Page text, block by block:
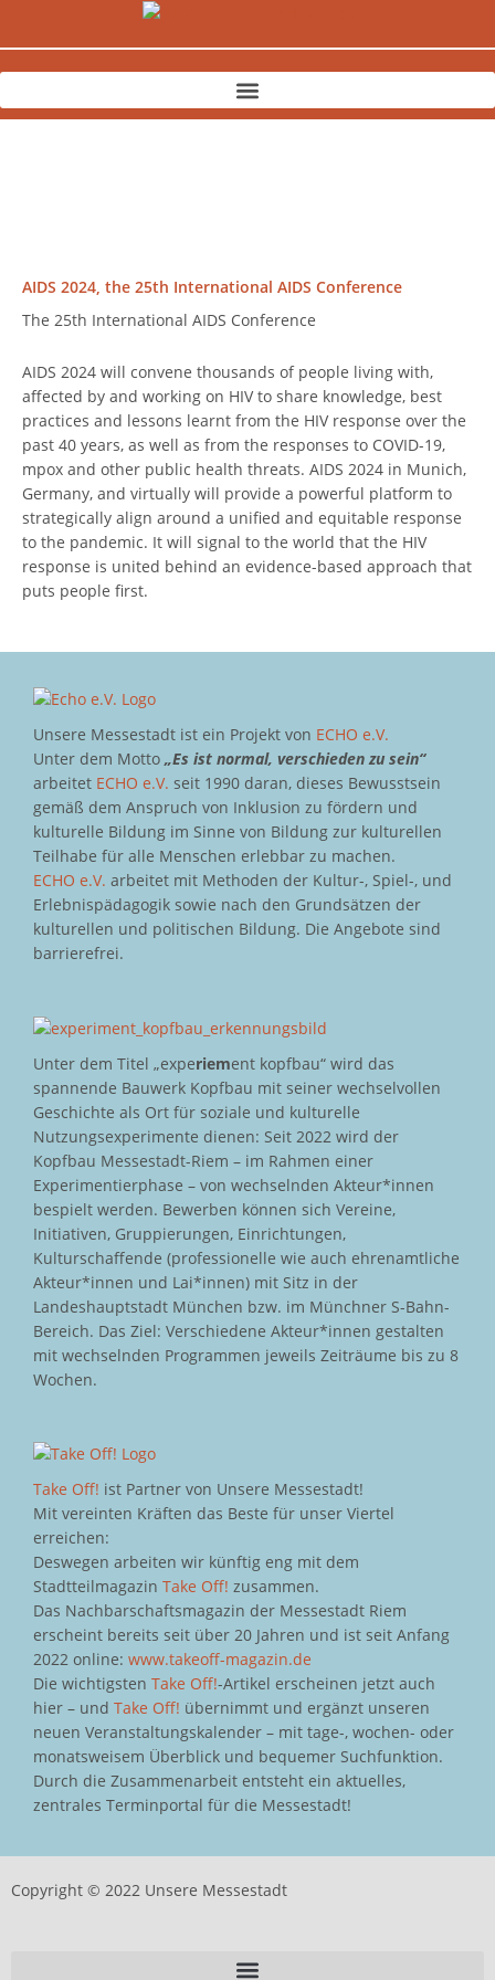
AIDS 2024, the 25th International AIDS Conference
The 25th International AIDS Conference
AIDS 2024 will convene thousands of people living with,
affected by and working on HIV to share knowledge, best
practices and lessons learnt from the HIV response over the
past 40 years, as well as from the responses to COVID-19,
mpox and other public health threats. AIDS 2024 in Munich,
Germany, and virtually will provide a powerful platform to
strategically align around a unified and equitable response
to the pandemic. It will signal to the world that the HIV
response is united behind an evidence-based approach that
puts people first.
Unsere Messestadt ist ein Projekt von ECHO e.V.
Unter dem Motto „Es ist normal, verschieden zu sein“
arbeitet ECHO e.V. seit 1990 daran, dieses Bewusstsein
gemäß dem Anspruch von Inklusion zu fördern und
kulturelle Bildung im Sinne von Bildung zur kulturellen
Teilhabe für alle Menschen erlebbar zu machen.
ECHO e.V. arbeitet mit Methoden der Kultur-, Spiel-, und
Erlebnispädagogik sowie nach den Grundsätzen der
kulturellen und politischen Bildung. Die Angebote sind
barrierefrei.
Unter dem Titel „experiement kopfbau“ wird das
spannende Bauwerk Kopfbau mit seiner wechselvollen
Geschichte als Ort für soziale und kulturelle
Nutzungsexperimente dienen: Seit 2022 wird der
Kopfbau Messestadt-Riem – im Rahmen einer
Experimentierphase – von wechselnden Akteur*innen
bespielt werden. Bewerben können sich Vereine,
Initiativen, Gruppierungen, Einrichtungen,
Kulturschaffende (professionelle wie auch ehrenamtliche
Akteur*innen und Lai*innen) mit Sitz in der
Landeshauptstadt München bzw. im Münchner S-Bahn-
Bereich. Das Ziel: Verschiedene Akteur*innen gestalten
mit wechselnden Programmen jeweils Zeiträume bis zu 8
Wochen.
Take Off! ist Partner von Unsere Messestadt!
Mit vereinten Kräften das Beste für unser Viertel
erreichen:
Deswegen arbeiten wir künftig eng mit dem
Stadtteilmagazin Take Off! zusammen.
Das Nachbarschaftsmagazin der Messestadt Riem
erscheint bereits seit über 20 Jahren und ist seit Anfang
2022 online: www.takeoff-magazin.de
Die wichtigsten Take Off!-Artikel erscheinen jetzt auch
hier – und Take Off! übernimmt und ergänzt unseren
neuen Veranstaltungskalender – mit tage-, wochen- oder
monatsweisem Überblick und bequemer Suchfunktion.
Durch die Zusammenarbeit entsteht ein aktuelles,
zentrales Terminportal für die Messestadt!
Copyright © 2022 Unsere Messestadt